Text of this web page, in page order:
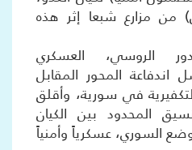
من مزارع شبعا إثر هذه
الروسي، العسكري
المحور المقابل
في سورية، وأقلق
المحدود بين الكيان
السوري، عسكرياً وأمنياً